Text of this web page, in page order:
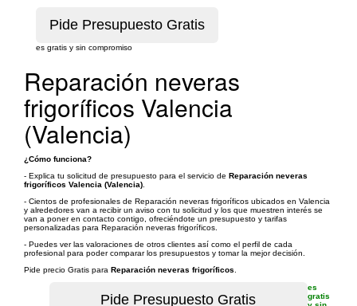
es gratis y sin compromiso
Reparación neveras
frigoríficos Valencia
(Valencia)
¿Cómo funciona?
- Explica tu solicitud de presupuesto para el servicio de Reparación neveras
frigoríficos Valencia (Valencia)
- Cientos de profesionales de Reparación neveras frigoríficos ubicados en Valencia
y alrededores van a recibir un aviso con tu solicitud y los que muestren interés se
van a poner en contacto contigo, ofreciéndote un presupuesto y tarifas
personalizadas para Reparación neveras frigoríficos.
- Puedes ver las valoraciones de otros clientes así como el perfil de cada
profesional para poder comparar los presupuestos y tomar la mejor decisión.
Pide precio Gratis para Reparación neveras frigoríficos
es
gratis